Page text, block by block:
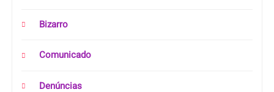
Bizarro
Comunicado
Denúncias